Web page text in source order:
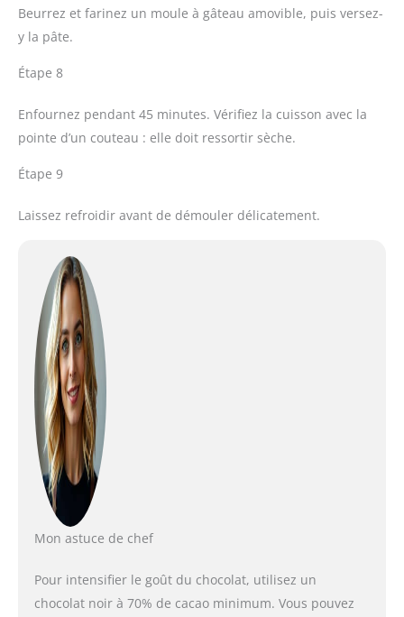
Beurrez et farinez un moule à gâteau amovible, puis versez-
y la pâte.
Étape 8
Enfournez pendant 45 minutes. Vérifiez la cuisson avec la
pointe d’un couteau : elle doit ressortir sèche.
Étape 9
Laissez refroidir avant de démouler délicatement.
Mon astuce de chef
Pour intensifier le goût du chocolat, utilisez un
chocolat noir à 70% de cacao minimum. Vous pouvez